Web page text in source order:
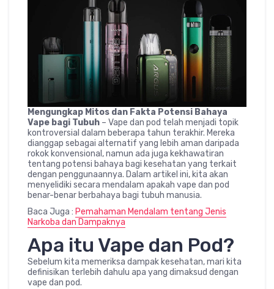
Mengungkap Mitos dan Fakta Potensi Bahaya
Vape bagi Tubuh – Vape dan pod telah menjadi topik
kontroversial dalam beberapa tahun terakhir. Mereka
dianggap sebagai alternatif yang lebih aman daripada
rokok konvensional, namun ada juga kekhawatiran
tentang potensi bahaya bagi kesehatan yang terkait
dengan penggunaannya. Dalam artikel ini, kita akan
menyelidiki secara mendalam apakah vape dan pod
benar-benar berbahaya bagi tubuh manusia.
Baca Juga : Pemahaman Mendalam tentang Jenis
Narkoba dan Dampaknya
Apa itu Vape dan Pod?
Sebelum kita memeriksa dampak kesehatan, mari kita
definisikan terlebih dahulu apa yang dimaksud dengan
vape dan pod.